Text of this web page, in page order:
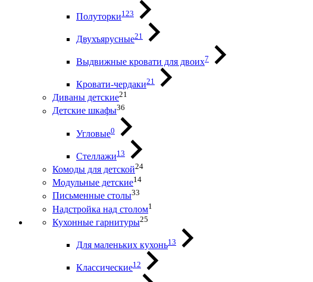
Полуторки123
Двухъярусные21
Выдвижные кровати для двоих7
Кровати-чердаки21
Диваны детские21
Детские шкафы36
Угловые0
Стеллажи13
Комоды для детской24
Модульные детские14
Письменные столы33
Надстройка над столом1
Кухонные гарнитуры25
Для маленьких кухонь13
Классические12